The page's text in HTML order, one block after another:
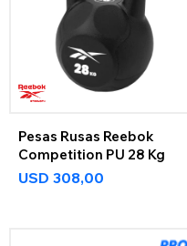
Pesas Rusas Reebok
Competition PU 28 Kg
USD 308,00